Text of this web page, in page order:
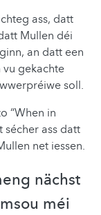
ass, datt
Mullen déi
an datt een
vu gekachte
soll.
“When in
sécher ass datt
net iessen.
nächst
méi